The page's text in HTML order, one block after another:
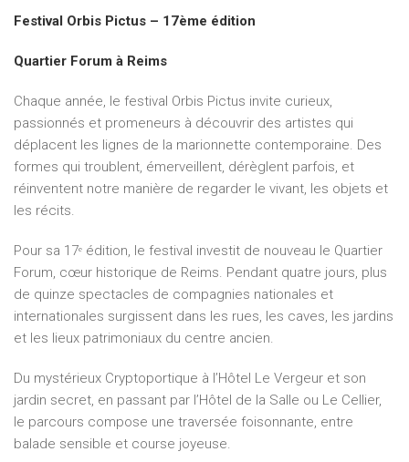
Festival Orbis Pictus – 17ème édition
Quartier Forum à Reims
Chaque année, le festival Orbis Pictus invite curieux,
passionnés et promeneurs à découvrir des artistes qui
déplacent les lignes de la marionnette contemporaine. Des
formes qui troublent, émerveillent, dérèglent parfois, et
réinventent notre manière de regarder le vivant, les objets et
les récits.
Pour sa 17ᵉ édition, le festival investit de nouveau le Quartier
Forum, cœur historique de Reims. Pendant quatre jours, plus
de quinze spectacles de compagnies nationales et
internationales surgissent dans les rues, les caves, les jardins
et les lieux patrimoniaux du centre ancien.
Du mystérieux Cryptoportique à l’Hôtel Le Vergeur et son
jardin secret, en passant par l’Hôtel de la Salle ou Le Cellier,
le parcours compose une traversée foisonnante, entre
balade sensible et course joyeuse.